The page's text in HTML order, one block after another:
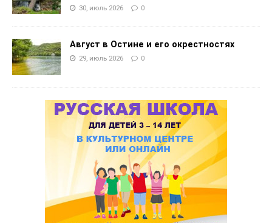
30, июль 2026 0
Август в Остине и его окрестностях
29, июль 2026 0